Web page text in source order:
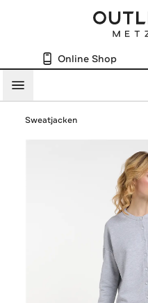
Online Shop
Menü
Sweatjacken